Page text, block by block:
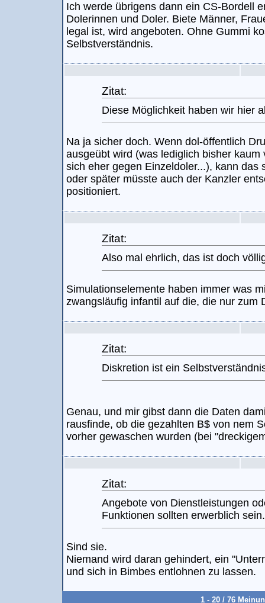
Ich werde übrigens dann ein CS-Bordell
Dolerinnen und Doler. Biete Männer,
legal ist, wird angeboten. Ohne Gummi
Selbstverständnis.
Zitat:
Diese Möglichkeit haben wir hier
Na ja sicher doch. Wenn dol-öffentlich
ausgeübt wird (was lediglich bisher
sich eher gegen Einzeldoler...), kann das
oder später müsste auch der Kanzler
positioniert.
Zitat:
Also mal ehrlich, das ist doch
Simulationselemente haben immer was
zwangsläufig infantil auf die, die nur zum
Zitat:
Diskretion ist ein
Genau, und mir gibst dann die Daten
rausfinde, ob die gezahlten B$ von nem
vorher gewaschen wurden (bei
Zitat:
Angebote von Dienstleistungen
Funktionen sollten erwerblich sein.
Sind sie.
Niemand wird daran gehindert, ein
und sich in Bimbes entlohnen zu lassen.
1 - 20 / 76